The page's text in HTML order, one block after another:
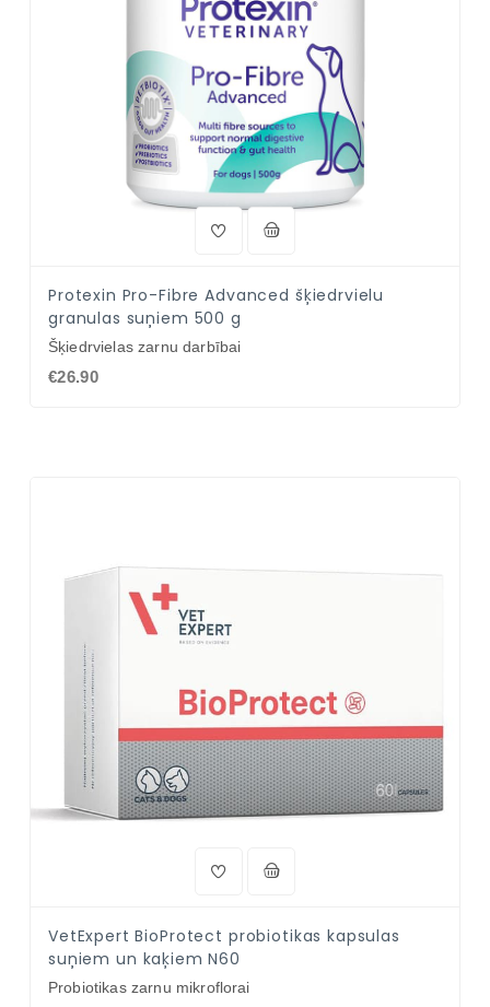
Protexin Pro-Fibre Advanced šķiedrvielu
granulas suņiem 500 g
Šķiedrvielas zarnu darbībai
€26.90
VetExpert BioProtect probiotikas kapsulas
suņiem un kaķiem N60
Probiotikas zarnu mikroflorai